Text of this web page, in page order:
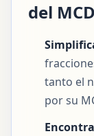
del MCD
tanto el
por su